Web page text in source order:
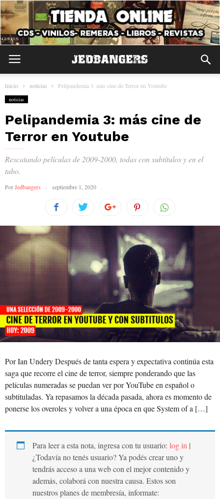
Inicio noticias Pelipandemia 3: más cine de Terror en Youtube
noticias
Pelipandemia 3: más cine de
Terror en Youtube
Rescatando películas de 2009-2000, todas con subtítulos y en el
tubo.
PorJedbangers septiembre 1, 2020
Por Ian Undery Después de tanta espera y expectativa continúa esta
saga que recorre el cine de terror, siempre ponderando que las
películas numeradas se puedan ver por YouTube en español o
subtituladas. Ya repasamos la década pasada, ahora es momento de
ponerse los overoles y volver a una época en que System of a […]
Para leer a esta nota, ingresa con tu usuario: log in |
¿Todavía no tenés usuario? Ya podés crear uno y
tendrás acceso a una web con el mejor contenido y
además, colaborá con nuestra causa. Estos son
nuestros planes de membresía, informate: